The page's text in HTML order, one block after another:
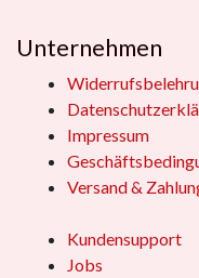
Unternehmen
Impressum
Versand &
Kundensupport
Jobs